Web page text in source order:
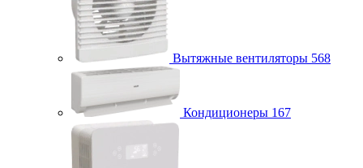
Вытяжные вентиляторы 568
Кондиционеры 167